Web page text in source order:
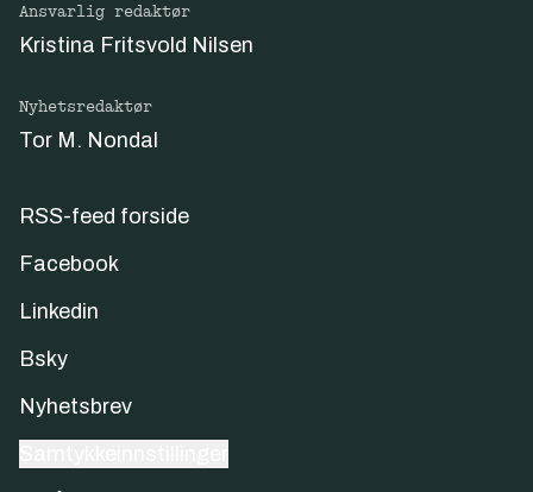
Ansvarlig redaktør
Kristina Fritsvold Nilsen
Nyhetsredaktør
Tor M. Nondal
RSS-feed forside
Facebook
Linkedin
Bsky
Nyhetsbrev